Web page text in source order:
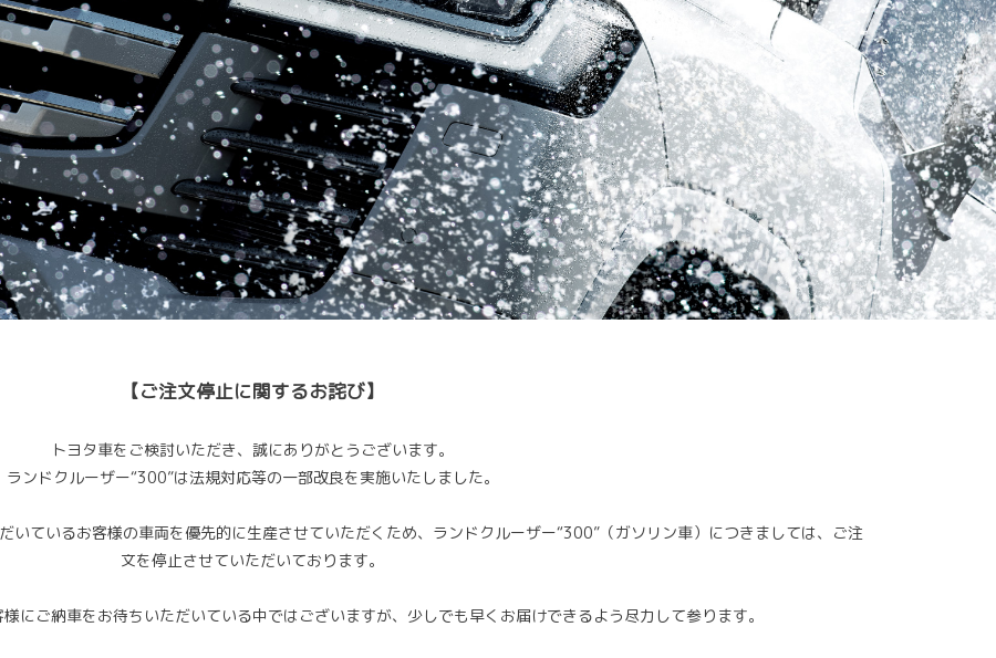
【ご注文停止に関するお詫び】
トヨタ車をご検討いただき、誠にありがとうございます。
ランドクルーザー“300”は法規対応等の一部改良を実施いたしました。
いているお客様の車両を優先的に生産させていただくため、ランドクルーザー“300”（ガソリン車）につきましては、ご注
文を停止させていただいております。
にご納車をお待ちいただいている中ではございますが、少しでも早くお届けできるよう尽力して参ります。